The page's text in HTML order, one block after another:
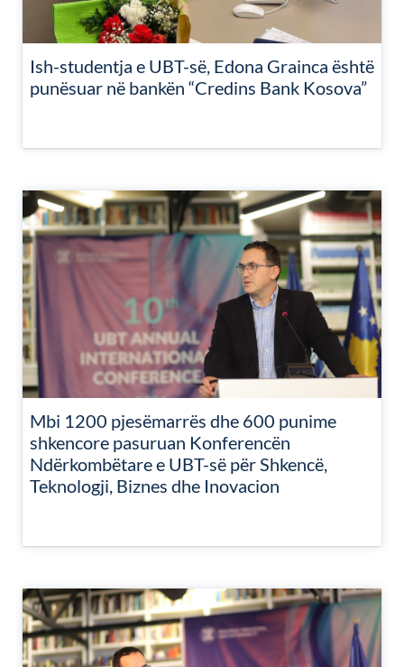
Ish-studentja e UBT-së, Edona Grainca është
punësuar në bankën “Credins Bank Kosova”
Mbi 1200 pjesëmarrës dhe 600 punime
shkencore pasuruan Konferencën
Ndërkombëtare e UBT-së për Shkencë,
Teknologji, Biznes dhe Inovacion